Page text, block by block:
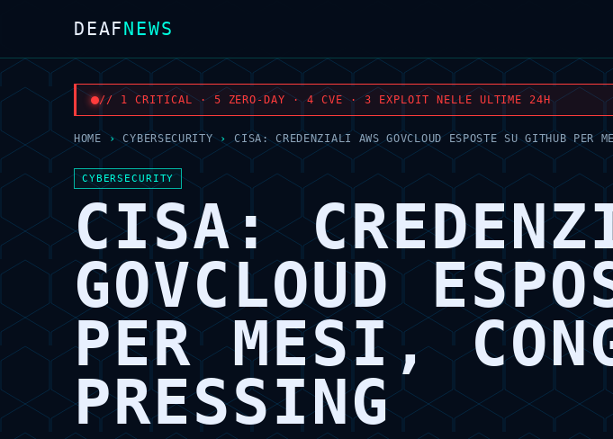
DEAFNEWS
// 1 CRITICAL · 5 ZERO-DAY · 4 CVE · 3 EXPLOIT NELLE ULTIME 24H
HOME › CYBERSECURITY › CISA: CREDENZIALI AWS GOVCLOUD ESPOSTE SU GITHUB PER
CYBERSECURITY
CISA:
GOVCLOUD
PER MESI,
PRESSING